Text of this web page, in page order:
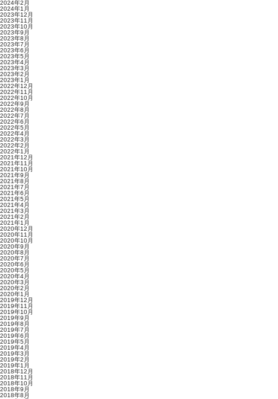
2024年2月
2024年1月
2023年12月
2023年11月
2023年10月
2023年9月
2023年8月
2023年7月
2023年6月
2023年5月
2023年4月
2023年3月
2023年2月
2023年1月
2022年12月
2022年11月
2022年10月
2022年9月
2022年8月
2022年7月
2022年6月
2022年5月
2022年4月
2022年3月
2022年2月
2022年1月
2021年12月
2021年11月
2021年10月
2021年9月
2021年8月
2021年7月
2021年6月
2021年5月
2021年4月
2021年3月
2021年2月
2021年1月
2020年12月
2020年11月
2020年10月
2020年9月
2020年8月
2020年7月
2020年6月
2020年5月
2020年4月
2020年3月
2020年2月
2020年1月
2019年12月
2019年11月
2019年10月
2019年9月
2019年8月
2019年7月
2019年6月
2019年5月
2019年4月
2019年3月
2019年2月
2019年1月
2018年12月
2018年11月
2018年10月
2018年9月
2018年8月